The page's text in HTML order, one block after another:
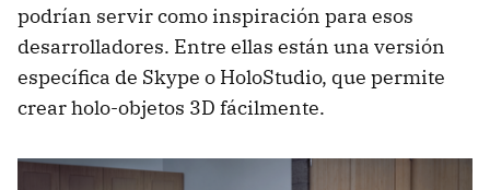
podrían servir como inspiración para esos
desarrolladores. Entre ellas están una versión
específica de Skype o HoloStudio, que permite
crear holo-objetos 3D fácilmente.